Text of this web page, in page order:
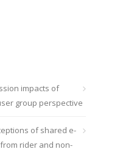
impacts of
group perspective
of shared e-
rider and non-